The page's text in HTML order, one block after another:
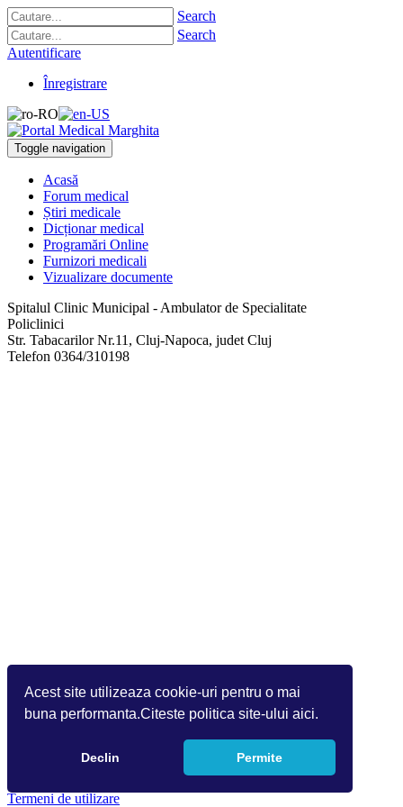
Acest site utilizeaza cookie-uri pentru o mai
buna performanta.Citeste politica site-ului aici.
Declin Permite
Search
Search
Autentificare
Înregistrare
Toggle navigation
Acasă
Forum medical
Știri medicale
Dicționar medical
Programări Online
Furnizori medicali
Vizualizare documente
Spitalul Clinic Municipal - Ambulator de Specialitate
Policlinici
Str. Tabacarilor Nr.11 , Cluj-Napoca, judet Cluj
Telefon 0364/310198
Termeni de utilizare